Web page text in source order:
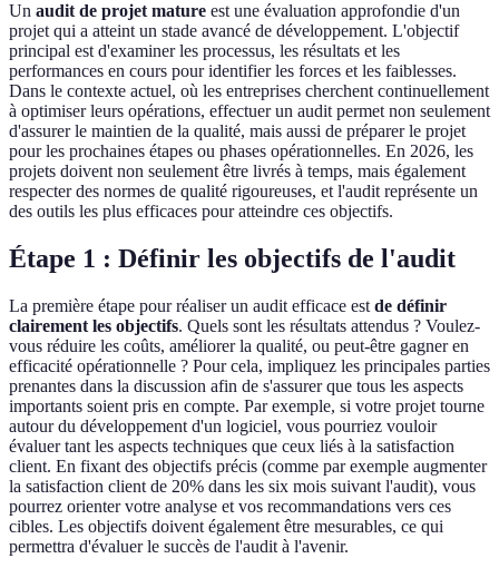
Un audit de projet mature est une évaluation approfondie d'un
projet qui a atteint un stade avancé de développement. L'objectif
principal est d'examiner les processus, les résultats et les
performances en cours pour identifier les forces et les faiblesses.
Dans le contexte actuel, où les entreprises cherchent continuellement
à optimiser leurs opérations, effectuer un audit permet non seulement
d'assurer le maintien de la qualité, mais aussi de préparer le projet
pour les prochaines étapes ou phases opérationnelles. En 2026, les
projets doivent non seulement être livrés à temps, mais également
respecter des normes de qualité rigoureuses, et l'audit représente un
des outils les plus efficaces pour atteindre ces objectifs.
Étape 1 : Définir les objectifs de l'audit
La première étape pour réaliser un audit efficace est de définir
clairement les objectifs. Quels sont les résultats attendus ? Voulez-
vous réduire les coûts, améliorer la qualité, ou peut-être gagner en
efficacité opérationnelle ? Pour cela, impliquez les principales parties
prenantes dans la discussion afin de s'assurer que tous les aspects
importants soient pris en compte. Par exemple, si votre projet tourne
autour du développement d'un logiciel, vous pourriez vouloir
évaluer tant les aspects techniques que ceux liés à la satisfaction
client. En fixant des objectifs précis (comme par exemple augmenter
la satisfaction client de 20% dans les six mois suivant l'audit), vous
pourrez orienter votre analyse et vos recommandations vers ces
cibles. Les objectifs doivent également être mesurables, ce qui
permettra d'évaluer le succès de l'audit à l'avenir.